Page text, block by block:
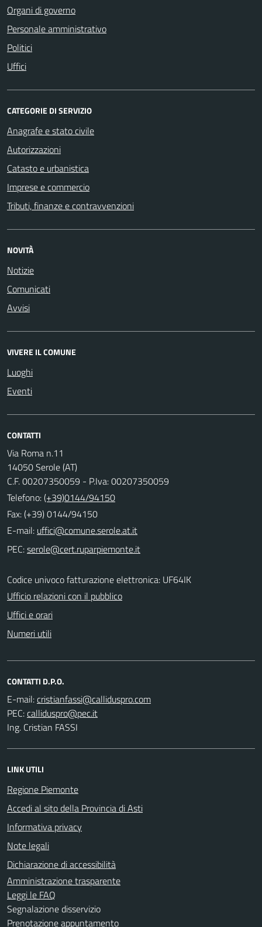
Organi di governo
Personale amministrativo
Politici
Uffici
CATEGORIE DI SERVIZIO
Anagrafe e stato civile
Autorizzazioni
Catasto e urbanistica
Imprese e commercio
Tributi, finanze e contravvenzioni
NOVITÀ
Notizie
Comunicati
Avvisi
VIVERE IL COMUNE
Luoghi
Eventi
CONTATTI
Via Roma n.11
14050 Serole (AT)
C.F. 00207350059 - P.Iva: 00207350059
Telefono:(+39)0144/94150
Fax: (+39) 0144/94150
E-mail:
PEC:
Codice univoco fatturazione elettronica: UF64IK
Ufficio relazioni con il pubblico
Uffici e orari
Numeri utili
CONTATTI D.P.O.
E-mail:
PEC:
Ing. Cristian FASSI
LINK UTILI
Regione Piemonte
Accedi al sito della Provincia di Asti
Informativa privacy
Note legali
Dichiarazione di accessibilità
Amministrazione trasparente
Leggi le FAQ
Segnalazione disservizio
Prenotazione appuntamento